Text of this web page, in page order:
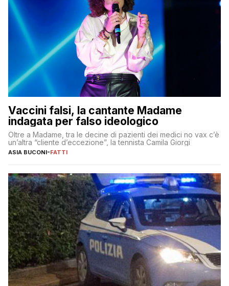
Vaccini falsi, la cantante Madame
indagata per falso ideologico
Oltre a Madame, tra le decine di pazienti dei medici no vax c’è
un’altra “cliente d’eccezione”, la tennista Camila Giorgi
ASIA BUCONI-FATTI